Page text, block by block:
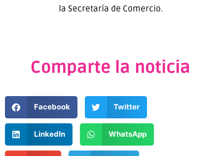
la Secretaría de Comercio.
Comparte la noticia
Facebook Twitter
LinkedIn WhatsApp